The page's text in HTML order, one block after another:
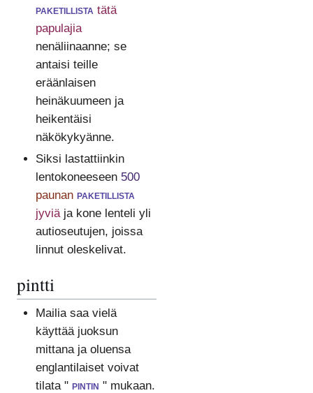
paketillista tätä
papulajia
nenäliinaanne; se
antaisi teille
eräänlaisen
heinäkuumeen ja
heikentäisi
näkökykyänne.
Siksi lastattiinkin
lentokoneeseen 500
paunan paketillista
jyviäja kone lenteli yli
autioseutujen, joissa
linnut oleskelivat.
pintti
Mailia saa vielä
käyttää juoksun
mittana ja oluensa
englantilaiset voivat
tilata " pintin " mukaan.